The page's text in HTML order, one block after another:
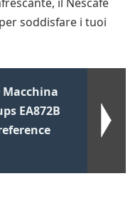
soddisfare i tuoi
Macchina
EA872B